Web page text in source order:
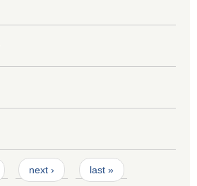
next › last »